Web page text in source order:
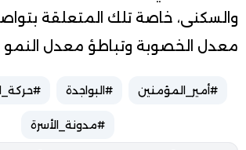
والسكنى، خاصة تلك المتعلقة
معدل الخصوبة وتباطؤ معدل النمو
#أمير_المؤمنين #البواجدة
#مدونة_الأسرة